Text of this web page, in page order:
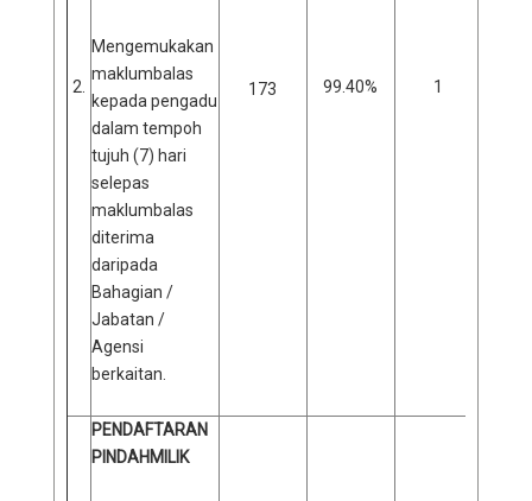
2.
Mengemukakan
maklumbalas
kepada pengadu
dalam tempoh
tujuh (7) hari
selepas
maklumbalas
diterima
daripada
Bahagian /
Jabatan /
Agensi
berkaitan.
173 99.40% 1
PENDAFTARAN
PINDAHMILIK